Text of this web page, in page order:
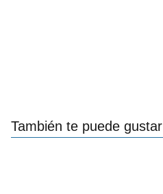
También te puede gustar